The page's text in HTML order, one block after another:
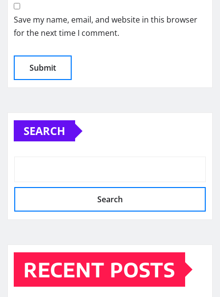
Save my name, email, and website in this browser
for the next time I comment.
SEARCH
Search
RECENT POSTS